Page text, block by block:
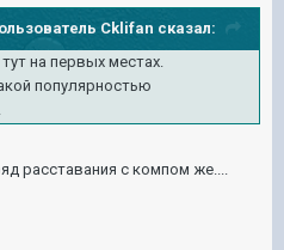
Cklifan сказал:
на первых местах.
популярностью
.
расставания с компом же....